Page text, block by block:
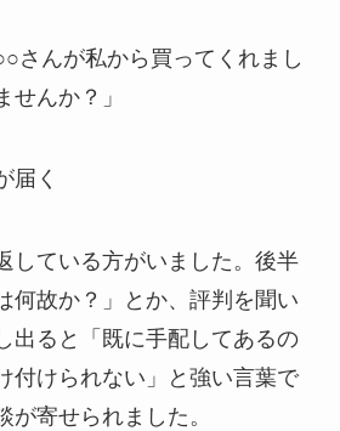
さんが私から買ってくれまし
せんか？」
届く
している方がいました。後半
何故か？」とか、評判を聞い
出ると「既に手配してあるの
付けられない」と強い言葉で
が寄せられました。